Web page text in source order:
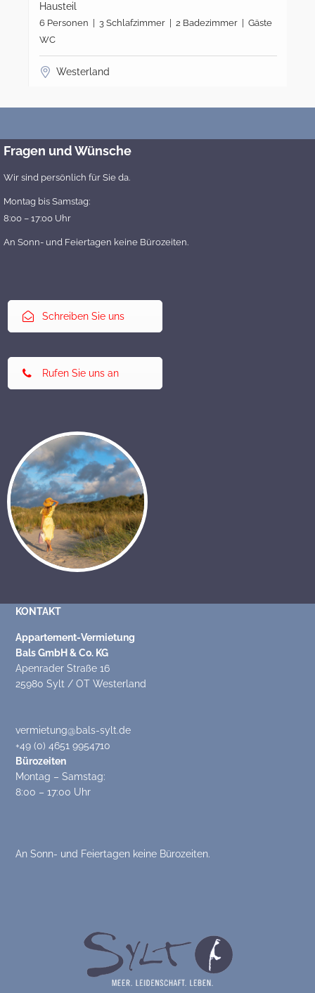
Hausteil
7 Personen | 4 Schlafzimmer | 2 Badezimmer | Gäste
WC
Westerland
Fragen und Wünsche
Wir sind persönlich für Sie da.
Montag bis Samstag:
8:00 – 17:00 Uhr
An Sonn- und Feiertagen keine Bürozeiten.
Schreiben Sie uns
Rufen Sie uns an
KONTAKT
Appartement-Vermietung
Bals GmbH & Co. KG
Apenrader Straße 16
25980 Sylt / OT Westerland
vermietung@bals-sylt.de
+49 (0) 4651 9954710
Bürozeiten
Montag – Samstag:
8:00 – 17:00 Uhr
An Sonn- und Feiertagen keine Bürozeiten.